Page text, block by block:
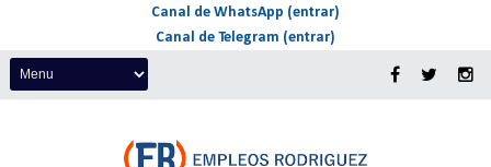
Canal de WhatsApp (entrar)
Canal de Telegram (entrar)